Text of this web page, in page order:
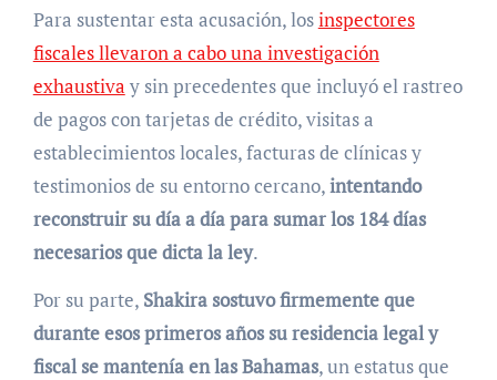
Para sustentar esta acusación, losinspectores
fiscales llevaron a cabo una investigación
exhaustiva y sin precedentes que incluyó el rastreo
de pagos con tarjetas de crédito, visitas a
establecimientos locales, facturas de clínicas y
testimonios de su entorno cercano,intentando
reconstruir su día a día para sumar los 184 días
necesarios que dicta la ley.
Por su parte, Shakira sostuvo firmemente que
durante esos primeros años su residencia legal y
fiscal se mantenía en las Bahamas, un estatus que